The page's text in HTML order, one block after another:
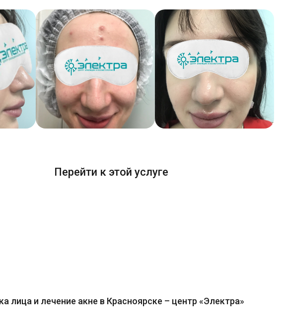
Перейти к этой услуге
лица и лечение акне в Красноярске – центр «Электра»